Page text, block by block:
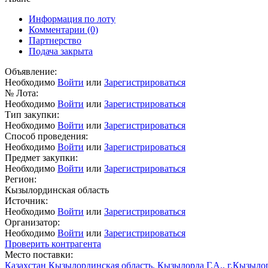
Информация по лоту
Комментарии (0)
Партнерство
Подача закрыта
Объявление:
Необходимо Войти или Зарегистрироваться
№ Лота:
Необходимо Войти или Зарегистрироваться
Тип закупки:
Необходимо Войти или Зарегистрироваться
Способ проведения:
Необходимо Войти или Зарегистрироваться
Предмет закупки:
Необходимо Войти или Зарегистрироваться
Регион:
Кызылординская область
Источник:
Необходимо Войти или Зарегистрироваться
Организатор:
Необходимо Войти или Зарегистрироваться
Проверить контрагента
Место поставки:
Казахстан Кызылординская область, Кызылорда Г.А.,